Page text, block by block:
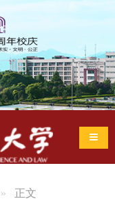
导航
正文